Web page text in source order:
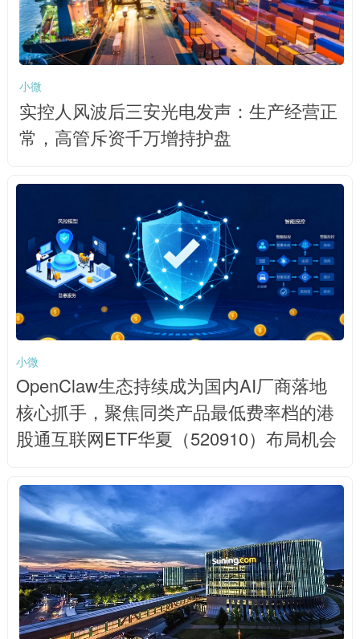
小微
实控人风波后三安光电发声：生产经营正
常，高管斥资千万增持护盘
小微
OpenClaw生态持续成为国内AI厂商落地
核心抓手，聚焦同类产品最低费率档的港
股通互联网ETF华夏（520910）布局机会